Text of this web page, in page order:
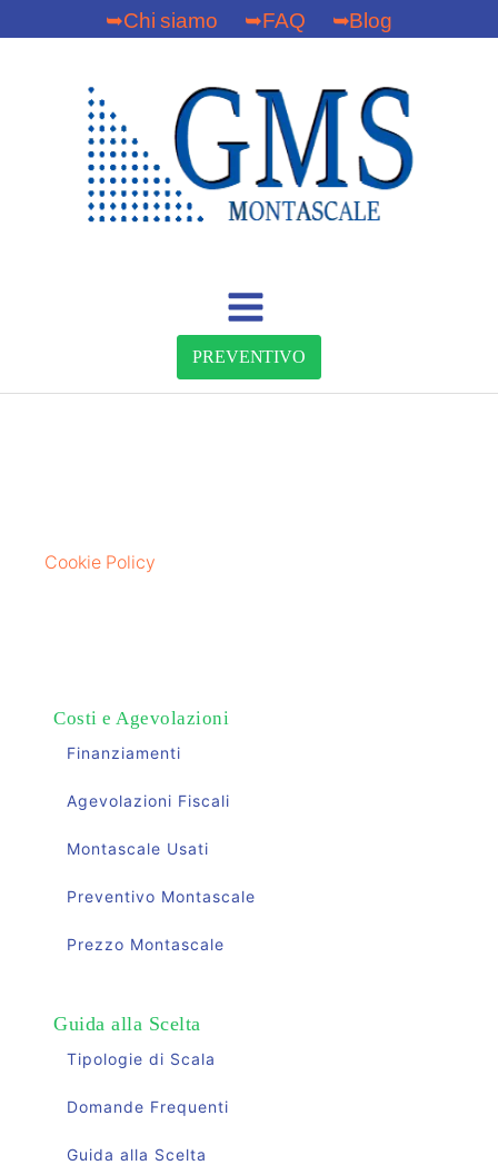
➥Chi siamo ➥FAQ ➥Blog
PREVENTIVO
Cookie Policy
Costi e Agevolazioni
Finanziamenti
Agevolazioni Fiscali
Montascale Usati
Preventivo Montascale
Prezzo Montascale
Guida alla Scelta
Tipologie di Scala
Domande Frequenti
Guida alla Scelta